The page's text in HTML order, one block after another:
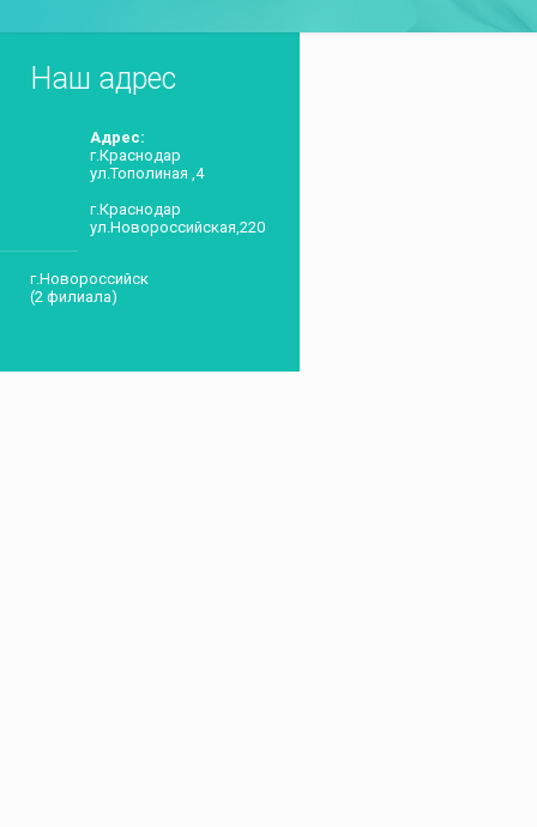
Наш адрес
Адрес:
г.Краснодар
ул.Тополиная ,4
г.Краснодар
ул.Новороссийская,220
г.Новороссийск
(2 филиала)